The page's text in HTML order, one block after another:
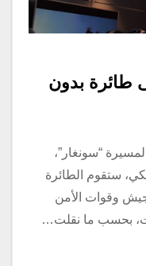
طائرة بدون
“سونغار”،
ستقوم الطائرة
وقوات الأمن